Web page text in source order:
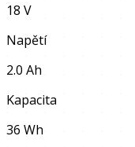
18 V
Napětí
2.0 Ah
Kapacita
36 Wh